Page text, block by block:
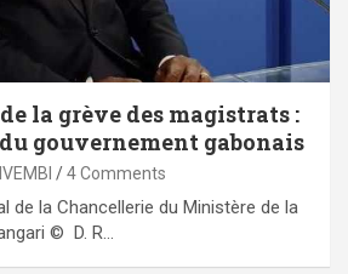
la grève des magistrats :
gouvernement gabonais
4 Comments
de la Chancellerie du Ministère de la
© D. R…